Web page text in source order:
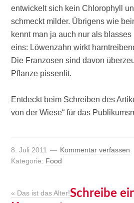
entwickelt sich kein Chlorophyll
schmeckt milder. Übrigens wie
kennt man ja auch nur als
eins: Löwenzahn wirkt
Die Franzosen sind davon
Pflanze pissenlit.
Entdeckt beim Schreiben des
von der Wiese“ für das
8. Juli 2011
Kommentar verfassen
Kategorie: Food
« Das ist das Alter!Schreibe